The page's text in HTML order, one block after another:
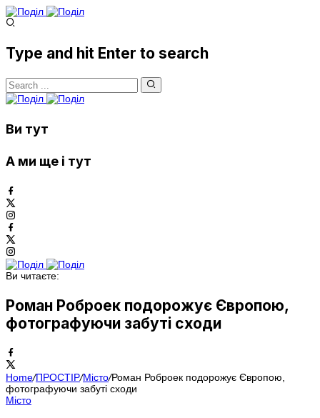
Type and hit Enter to search
Ви тут
А ми ще і тут
Ви читаєте:
Роман Роброек подорожує Європою,
фотографуючи забуті сходи
Home/ПРОСТІР/Місто/Роман Роброек подорожує Європою,
фотографуючи забуті сходи
Місто